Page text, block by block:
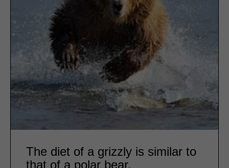
The diet of a grizzly is similar to
that of a polar bear.